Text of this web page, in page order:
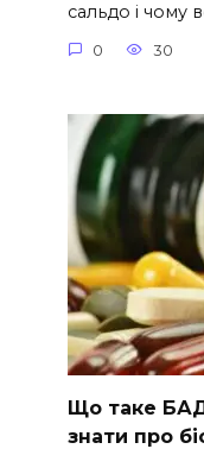
сальдо і чому
0 30
Що таке
знати про